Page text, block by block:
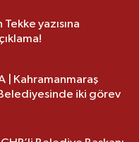
Tekke yazısına
| Kahramanmaraş
iki görev